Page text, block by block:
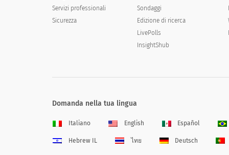
Servizi professionali
Sicurezza
Sondaggi
Edizione di ricerca
LivePolls
InsightShub
Domanda nella tua lingua
Italiano English Español
Hebrew IL ไทย Deutsch